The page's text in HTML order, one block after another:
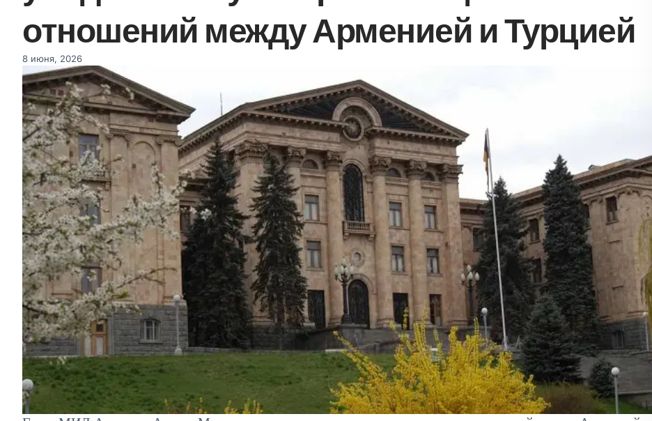
отношений между Арменией и Турцией
8 июня, 2026